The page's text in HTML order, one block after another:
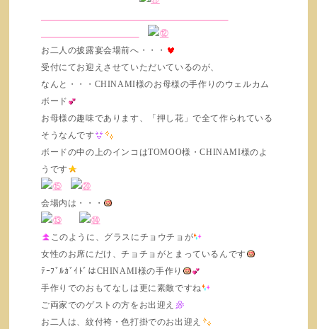
お二人の披露宴会場前へ・・・
受付にてお迎えさせていただいているのが、
なんと・・・CHINAMI様のお母様の手作りのウェルカム
ボード
お母様の趣味であります、「押し花」で全て作られている
そうなんです
ボードの中の上のインコはTOMOO様・CHINAMI様のよ
うです
会場内は・・・
このように、グラスにチョウチョが
女性のお席にだけ、チョチョがとまっているんです
ﾃｰﾌﾞﾙｶﾞｲﾄﾞはCHINAMI様の手作り
手作りでのおもてなしは更に素敵ですね
ご両家でのゲストの方をお出迎え
お二人は、紋付袴・色打掛でのお出迎え